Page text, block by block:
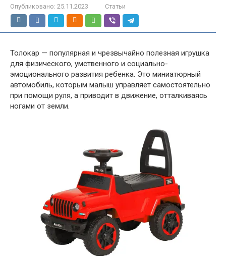
Опубликовано: 25.11.2023 Статьи
Толокар — популярная и чрезвычайно полезная игрушка
для физического, умственного и социально-
эмоционального развития ребенка. Это миниатюрный
автомобиль, которым малыш управляет самостоятельно
при помощи руля, а приводит в движение, отталкиваясь
ногами от земли.